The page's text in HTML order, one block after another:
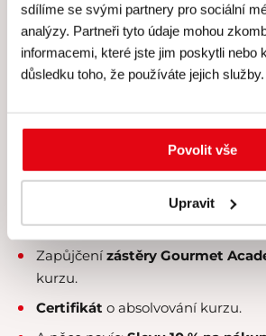
sdílíme se svými partnery pro sociální
analýzy. Partneři tyto údaje mohou
informacemi, které jste jim poskytli nebo
důsledku toho, že používáte jejich služby.
Povolit vše
Upravit
Veškeré suroviny, u nichž
čerstvost a kvalitu.
Kvalitní rozlévanévíno od Simply
čerstvě praženou kávu
značky.
z islandských
přírodním obsahem volného
Zapůjčenízástěry Gourmet
kurzu.
Certifikát o absolvování kurzu.